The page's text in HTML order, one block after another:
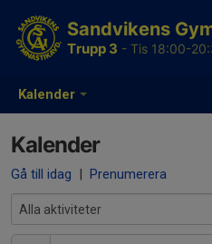
Kalender
Sandvikens
Trupp 3 - Tis 18:00-
Kalender
Gå till idag | Prenumerera